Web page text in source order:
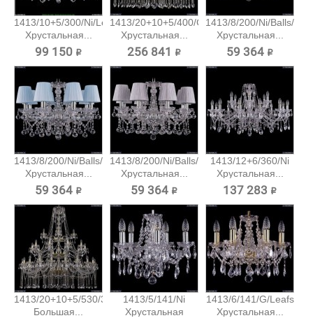
1413/10+5/300/Ni/Leafs
Хрустальная...
99 150 ₽
1413/20+10+5/400/G
Хрустальная...
256 841 ₽
1413/8/200/Ni/Balls/
Хрустальная...
59 364 ₽
1413/8/200/Ni/Balls/SH4
Хрустальная...
59 364 ₽
1413/8/200/Ni/Balls/SH6
Хрустальная...
59 364 ₽
1413/12+6/360/Ni
Хрустальная...
137 283 ₽
1413/20+10+5/530/3d/G
Большая...
1413/5/141/Ni
Хрустальная
1413/6/141/G/Leafs
Хрустальная...